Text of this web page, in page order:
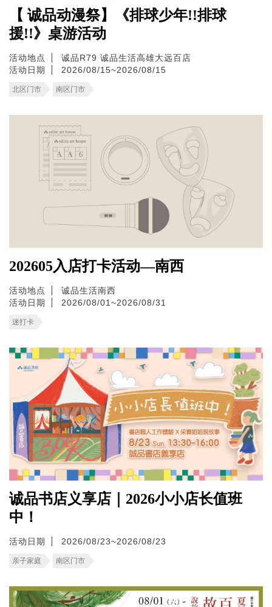
【 诚品动漫祭】《排球少年!!排球
援!!》桌游活动
活动地点 诚品R79 诚品生活高雄大远百店
活动日期
2026/08/15~2026/08/15
北区门市 南区门市
202605入店打卡活动—南西
活动地点
诚品生活南西
活动日期
2026/08/01~2026/08/31
迷打卡
诚品书店义享店｜2026小小店长值班
中！
活动日期 2026/08/23~2026/08/23
亲子家庭 南区门市